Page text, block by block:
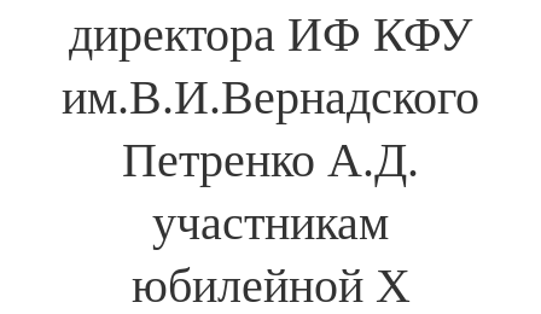
директора ИФ КФУ
им.В.И.Вернадского
Петренко А.Д.
участникам
юбилейной X